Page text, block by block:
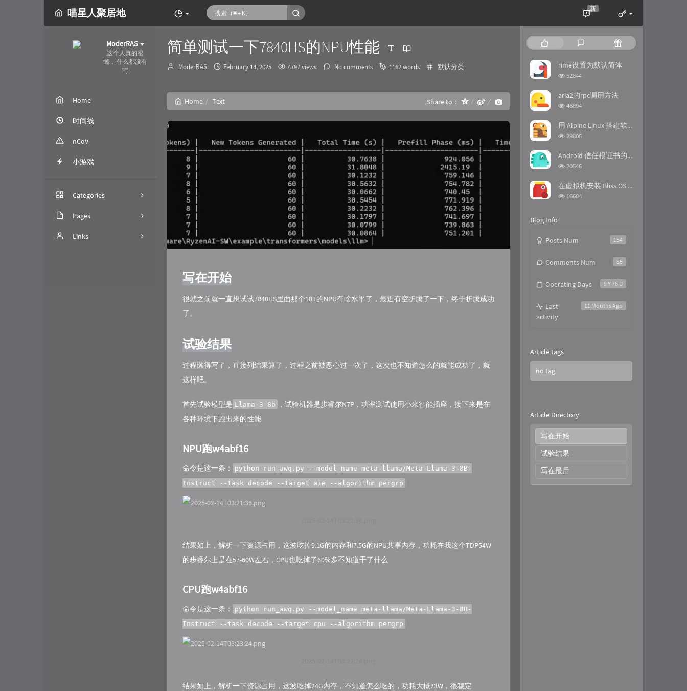
喵星人聚居地 新
ModerRAS
这个人真的很
懒， 什么都没有
写
Home
时间线
nCoV
小游戏
Categories
152
2
Pages
nCoVLinks
简单测试一下7840HS的NPU性能
Author：
ModerRAS
发
间：
February 14, 2025 4797 views No comments 1162 words Categories：
默认分类
Home Text Share to：
写在开始
很就之前就一直想试试7840HS里面那个10T的NPU有啥水平了，最近有空折腾了一下，终于折腾成功
了。
试验结果
过程懒得写了，直接列结果算了，过程之前被恶心过一次了，这次也不知道怎么的就能成功了，就
这样吧。
首先试验模型是 Llama-3-8b
，试验机器是步睿尔N7P，功率测试使用小米智能插座，接下来是在
各种环境下跑出来的性能
NPU跑w4abf16
命令是这一条：
python run_awq.py --model_name meta-llama/Meta-Llama-3-8B-
Instruct --task decode --target aie --algorithm pergrp
结果如上，解析一下资源占用，这波吃掉9.1G的内存和7.5G的NPU共享内存，功耗在我这个TDP54W
的步睿尔上是在57-60W左右，CPU也吃掉了60%多不知道干了什么
CPU跑w4abf16
命令是这一条：
python run_awq.py --model_name meta-llama/Meta-Llama-3-8B-
Instruct --task decode --target cpu --algorithm pergrp
结果如上，解析一下资源占用，这波吃掉24G内存，不知道怎么吃的，功耗大概73W，很稳定
o
p
a
r
a
r
i
c
l
s
a
t
t
m
n
R
a
n
t
l
rime设置为默认简体
浏
次
数:
52844
aria2的rpc调用方法
浏
次
数:
46894
用 Alpine Linux 搭建软路由
浏
次
29805
Android 信任根证书的方法
浏
次
数:
20546
在虚拟机安装 Bliss OS 时踩的坑
浏
16604
Blog Info
154
Posts Num
85
Comments Num
9 Y 76 D
Operating Days
11 Mouths Ago
Last
activity
Article tags
no tag
Article Directory
写在开始
试验结果
写在最后